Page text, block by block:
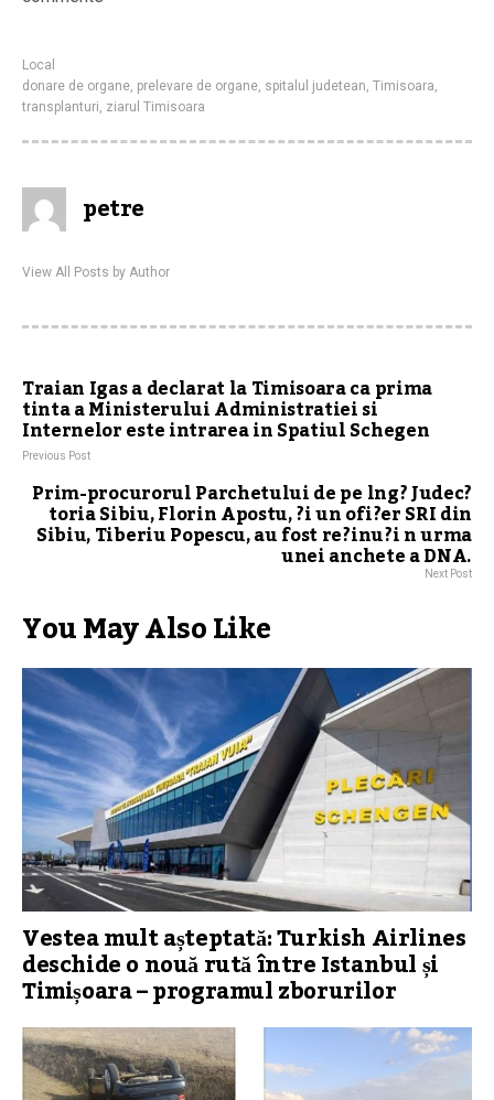
Local
donare de organe, prelevare de organe, spitalul judetean, Timisoara,
transplanturi, ziarul Timisoara
petre
View All Posts by Author
Traian Igas a declarat la Timisoara ca prima
tinta a Ministerului Administratiei si
Internelor este intrarea in Spatiul Schegen
Previous Post
Prim-procurorul Parchetului de pe lng? Judec?
toria Sibiu, Florin Apostu, ?i un ofi?er SRI din
Sibiu, Tiberiu Popescu, au fost re?inu?i n urma
unei anchete a DNA.
Next Post
You May Also Like
Vestea mult așteptată: Turkish Airlines
deschide o nouă rută între Istanbul și
Timișoara – programul zborurilor